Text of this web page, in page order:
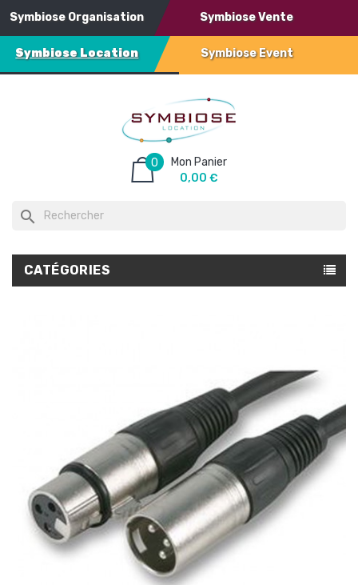
Symbiose Organisation Symbiose Vente
Symbiose Location Symbiose Event
Mon Panier
0
0,00 €
search
CATÉGORIES